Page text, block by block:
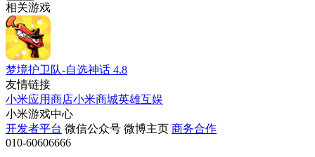
相关游戏
梦境护卫队-自选神话 4.8
友情链接
小米应用商店小米商城英雄互娱
小米游戏中心
开发者平台 微信公众号 微博主页 商务合作
010-60606666